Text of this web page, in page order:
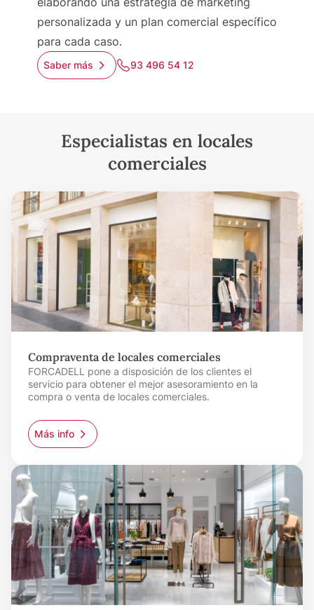
personalizada y un plan comercial específico
para cada caso.
Saber más 93 496 54 12
Especialistas en locales
comerciales
Compraventa de locales comerciales
FORCADELL pone a disposición de los clientes el
servicio para obtener el mejor asesoramiento en la
compra o venta de locales comerciales.
Más info